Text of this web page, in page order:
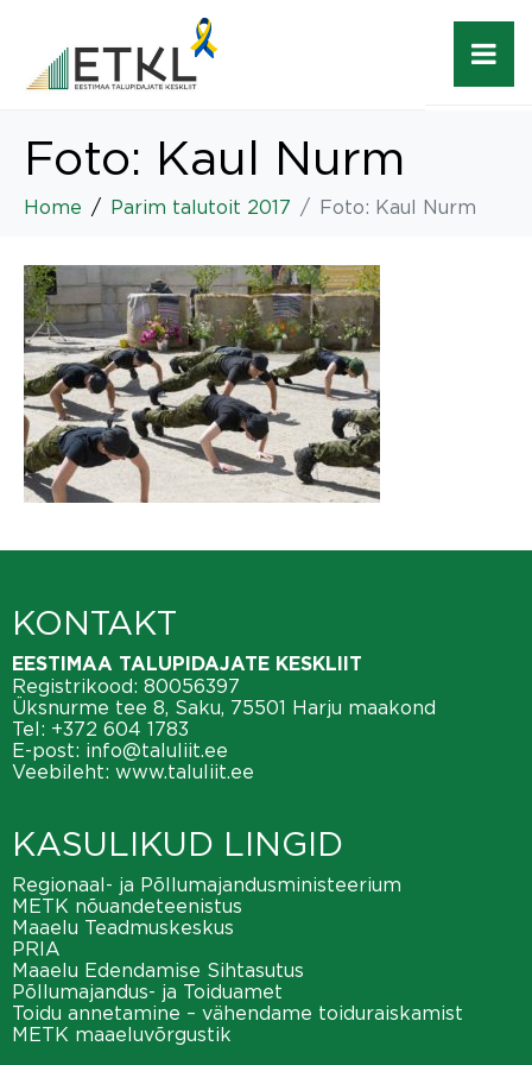
Foto: Kaul Nurm
Home Parim talutoit 2017 Foto: Kaul Nurm
KONTAKT
EESTIMAA TALUPIDAJATE KESKLIIT
Registrikood: 80056397
Üksnurme tee 8, Saku, 75501 Harju maakond
Tel: +372 604 1783
E-post: info@taluliit.ee
Veebileht: www.taluliit.ee
KASULIKUD LINGID
Regionaal- ja Põllumajandusministeerium
METK nõuandeteenistus
Maaelu Teadmuskeskus
PRIA
Maaelu Edendamise Sihtasutus
Põllumajandus- ja Toiduamet
Toidu annetamine – vähendame toiduraiskamist
METK maaeluvõrgustik